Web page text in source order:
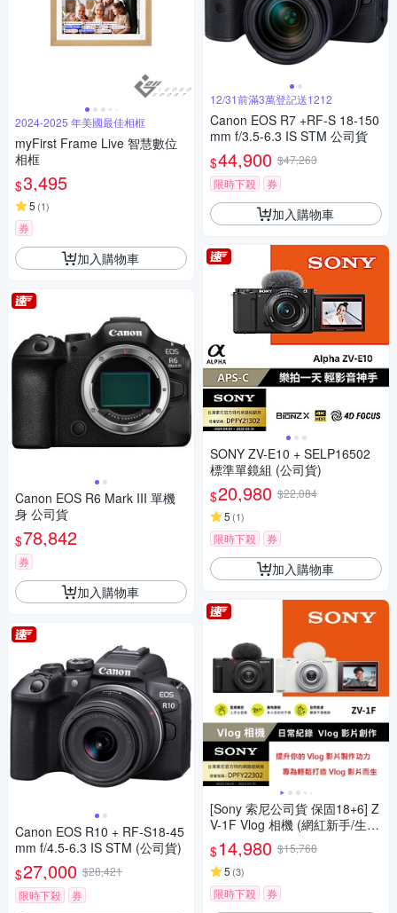
2024-2025 年美國最佳相框
myFirst Frame Live 智慧數位
相框
$3,495
5 (1)
券
加入購物車
Canon EOS R6 Mark III 單機
身 公司貨
$78,842
券
加入購物車
Canon EOS R10 + RF-S18-45
mm f/4.5-6.3 IS STM (公司貨)
$27,000 $28,421
限時下殺
券
12/31前滿3萬登記送1212
Canon EOS R7 +RF-S 18-150
mm f/3.5-6.3 IS STM 公司貨
$44,900 $47,263
限時下殺
券
加入購物車
SONY ZV-E10 + SELP16502
標準單鏡組 (公司貨)
$20,980 $22,084
5 (1)
限時下殺 券
加入購物車
[Sony 索尼公司貨 保固18+6] Z
V-1F Vlog 相機 (網紅新手/生活
隨拍)
$14,980 $15,768
5 (3)
限時下殺 券